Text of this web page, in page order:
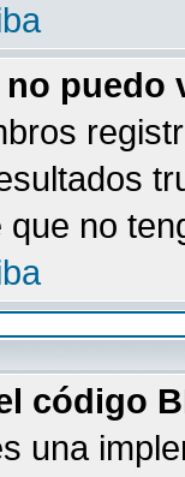
puedo
que no
código
una